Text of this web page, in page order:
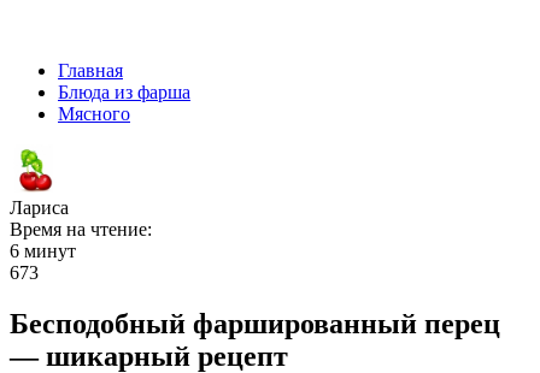
Главная
Блюда из фарша
Мясного
Лариса
Время на чтение:
6 минут
673
Бесподобный фаршированный перец
— шикарный рецепт